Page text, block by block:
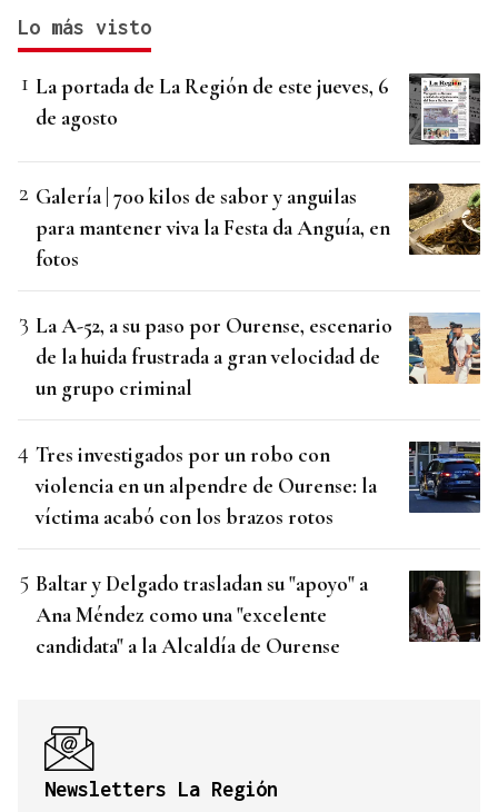
Lo más visto
La portada de La Región de este jueves, 6
de agosto
Galería | 700 kilos de sabor y anguilas
para mantener viva la Festa da Anguía, en
fotos
La A-52, a su paso por Ourense, escenario
de la huida frustrada a gran velocidad de
un grupo criminal
Tres investigados por un robo con
violencia en un alpendre de Ourense: la
víctima acabó con los brazos rotos
Baltar y Delgado trasladan su "apoyo" a
Ana Méndez como una "excelente
candidata" a la Alcaldía de Ourense
Newsletters La Región